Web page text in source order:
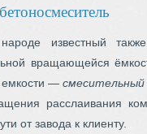
известный
вращающейся
емкости — смесительный
расслаивания
от завода к клиенту.